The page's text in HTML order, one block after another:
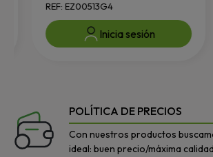
REF: EZ00513G4
Inicia sesión
POLÍTICA DE PRECIOS
Con nuestros productos
ideal: buen precio/máxima calidad